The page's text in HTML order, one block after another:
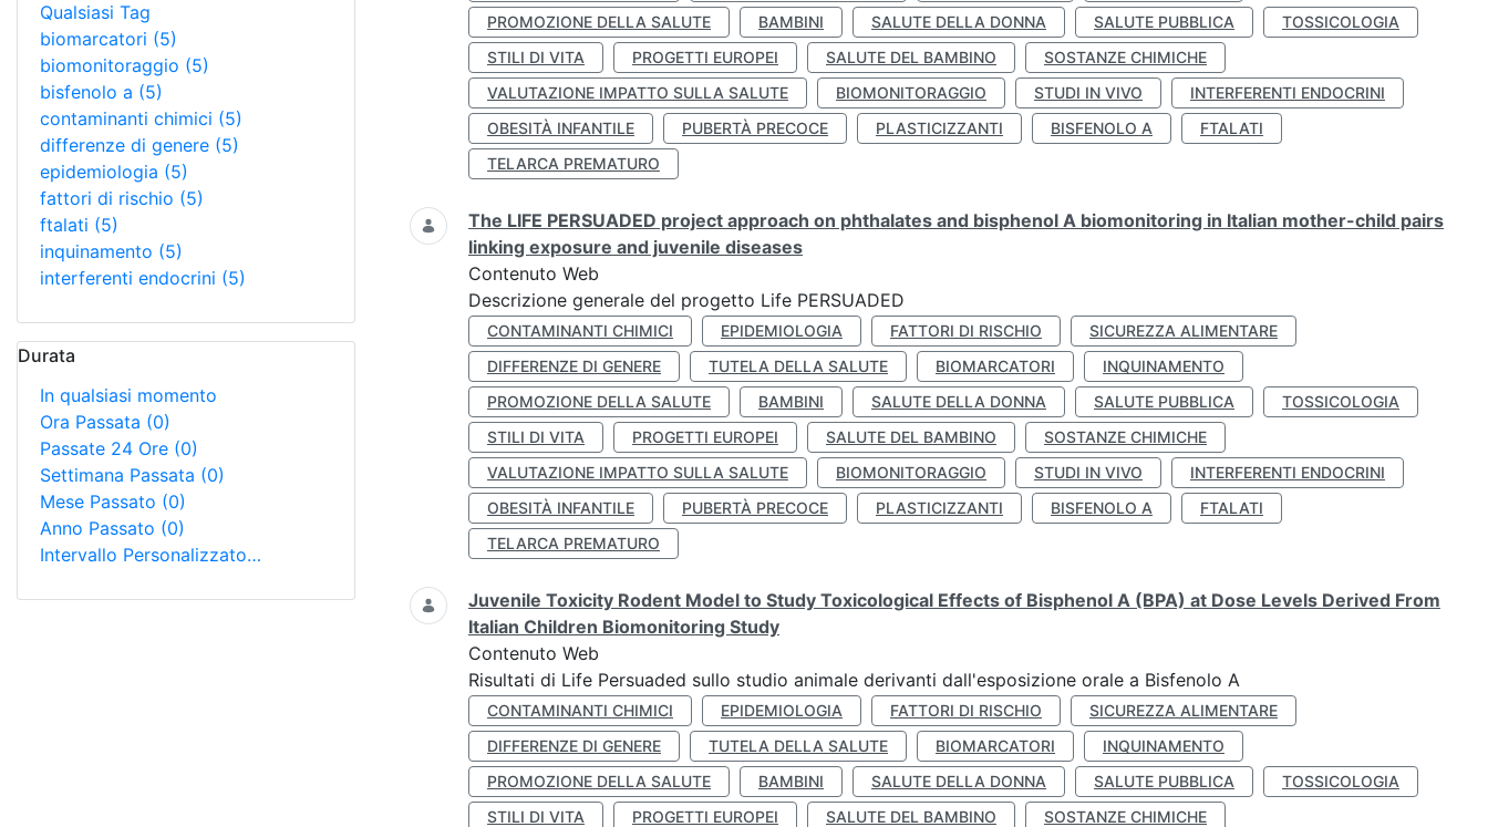
Qualsiasi Tag
biomarcatori (5)
biomonitoraggio (5)
bisfenolo a (5)
contaminanti chimici (5)
differenze di genere (5)
epidemiologia (5)
fattori di rischio (5)
ftalati (5)
inquinamento (5)
interferenti endocrini (5)
Durata
In qualsiasi momento
Ora Passata (0)
Passate 24 Ore (0)
Settimana Passata (0)
Mese Passato (0)
Anno Passato (0)
Intervallo Personalizzato…
PROMOZIONE DELLA SALUTE
BAMBINI SALUTE DELLA DONNA SALUTE PUBBLICA
TOSSICOLOGIA
STILI DI VITA
PROGETTI EUROPEI SALUTE DEL BAMBINO
SOSTANZE CHIMICHE
VALUTAZIONE IMPATTO SULLA SALUTE
BIOMONITORAGGIO STUDI IN VIVO
INTERFERENTI ENDOCRINI
OBESITÀ INFANTILE
PUBERTÀ PRECOCE PLASTICIZZANTI BISFENOLO A
FTALATI
TELARCA PREMATURO
The LIFE PERSUADED project approach on phthalates and bisphenol A biomonitoring in Italian mother-child pairs
linking exposure and juvenile diseases
Contenuto Web
Descrizione generale del progetto Life PERSUADED
CONTAMINANTI CHIMICI EPIDEMIOLOGIA FATTORI DI RISCHIO
SICUREZZA ALIMENTARE
DIFFERENZE DI GENERE
TUTELA DELLA SALUTE BIOMARCATORI
INQUINAMENTO
PROMOZIONE DELLA SALUTE
BAMBINI SALUTE DELLA DONNA SALUTE PUBBLICA
TOSSICOLOGIA
STILI DI VITA
PROGETTI EUROPEI SALUTE DEL BAMBINO
SOSTANZE CHIMICHE
VALUTAZIONE IMPATTO SULLA SALUTE
BIOMONITORAGGIO STUDI IN VIVO
INTERFERENTI ENDOCRINI
OBESITÀ INFANTILE
PUBERTÀ PRECOCE PLASTICIZZANTI BISFENOLO A
FTALATI
TELARCA PREMATURO
Juvenile Toxicity Rodent Model to Study Toxicological Effects of Bisphenol A (BPA) at Dose Levels Derived From
Italian Children Biomonitoring Study
Contenuto Web
Risultati di Life Persuaded sullo studio animale derivanti dall'esposizione orale a Bisfenolo A
CONTAMINANTI CHIMICI EPIDEMIOLOGIA FATTORI DI RISCHIO
SICUREZZA ALIMENTARE
DIFFERENZE DI GENERE
TUTELA DELLA SALUTE BIOMARCATORI
INQUINAMENTO
PROMOZIONE DELLA SALUTE
BAMBINI SALUTE DELLA DONNA SALUTE PUBBLICA
TOSSICOLOGIA
STILI DI VITA
PROGETTI EUROPEI SALUTE DEL BAMBINO
SOSTANZE CHIMICHE